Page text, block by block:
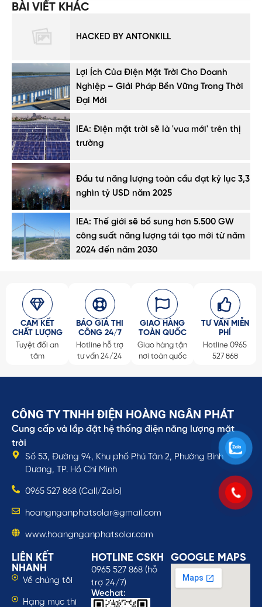
BÀI VIẾT KHÁC
HACKED BY ANTONKILL
Lợi Ích Của Điện Mặt Trời Cho Doanh
Nghiệp – Giải Pháp Bền Vững Trong Thời
Đại Mới
IEA: Điện mặt trời sẽ là 'vua mới' trên thị
trường
Đầu tư năng lượng toàn cầu đạt kỷ lục 3,3
nghìn tỷ USD năm 2025
IEA: Thế giới sẽ bổ sung hơn 5.500 GW
công suất năng lượng tái tạo mới từ năm
2024 đến năm 2030
CAM KẾT
CHẤT LƯỢNG
Tuyệt đối an
tâm
BÁO GIÁ THI
CÔNG 24/7
Hotline hỗ trợ
tư vấn 24/24
GIAO HÀNG
TOÀN QUỐC
Giao hàng tận
nơi toàn quốc
TƯ VẤN MIỄN
PHÍ
Hotline 0965
527 868
CÔNG TY TNHH ĐIỆN HOÀNG NGÂN PHÁT
Cung cấp và lắp đặt hệ thống điện năng lượng mặt
trời
Số 53, Đường 94, Khu phố Phú Tân 2, Phường Bình
Dương, TP. Hồ Chí Minh
0965 527 868 (Call/Zalo)
hoangnganphatsolar@gmail.com
www.hoangnganphatsolar.com
LIÊN KẾT
NHANH
Về chúng tôi
Hạng mục thi
HOTLINE CSKH
0965 527 868 (hỗ
trợ 24/7)
Wechat:
GOOGLE MAPS